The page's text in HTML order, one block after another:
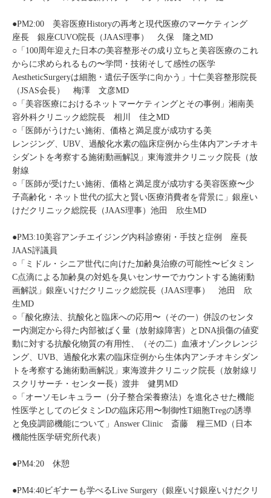
●PM2:00 美容医療Historyの再考と現代医療のマーケティング
座長 銀座CUVO院長（JAAS理事） 久保 隆之MD
○「100周年迎えた日本の美容整形その成り立ちと美容医療のこれ
からに求められるもの〜学問・技術そして感性の医学
AestheticSurgeryは細胞・遺伝子医学に向かう」十仁美容整形院長
（JSAS会長） 梅澤 文彦MD
○「美容医療におけるネットマーケティングとその事例」湘南美
容外科クリニック総院長 相川 佳之MD
○「医師がうけたい施術、価格と満足度が成功する美
レンジング、UBV、過酸化水素の臨床症例から生体内アンチオキ
シダントを考察する施術動画解説」東海渡井クリニック院長（放
射線
○「医師が受けたい施術、価格と満足度が成功する美容医療〜少
子高齢化・ネット世代の拡大と賢い医療消費者を背景に」銀座い
けだクリニック総院長（JAAS理事）池田 欣生MD
●PM3:10美容アンチエイジング内科診療術・手技と症例 座長
JAAS評議員
○「ミドル・シニア世代に向けた加齢臭治療の可能性〜ビタミン
C点滴による加齢臭の対処を臭いセンサーでカウントする施術動
画解説」銀座いけだクリニック総院長（JAAS理事） 池田 欣
生MD
○「酸化療法、抗酸化と臨床への応用〜（その一）併設のセンタ
ー内測定から得た内部被ばく量（放射線障害）とDNA損傷の値変
動に対する抗酸化物質の有用性、（その二）血液オゾンクレンジ
ング、UVB、過酸化水素の臨床症例から生体内アンチオキシダン
トを考察する施術動画解説」東海渡井クリニック院長（放射線リ
スクリサーチ・センター長）渡井 健男MD
○「オーソモレキュラー（分子整合栄養療法）を進化させた機能
性医学としてのビタミンDの臨床応用〜制御性T細胞Tregの誘導
と免疫調節機能について」Answer Clinic 斎藤 糧三MD（日本
機能性医学研究所代表）
●PM4:20 休憩
●PM4:40ビギナーも学べるLive Surgery（銀座いけ銀座いけだクリ